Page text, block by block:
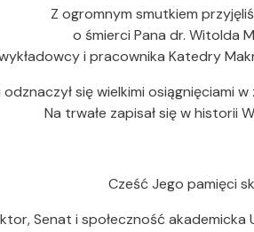
Z ogromnym smutkiem
o śmierci Pana dr. Witolda
i pracownika Katedry
się wielkimi osiągnięciami
Na trwałe zapisał się w historii
Cześć Jego pamięci
Senat i społeczność